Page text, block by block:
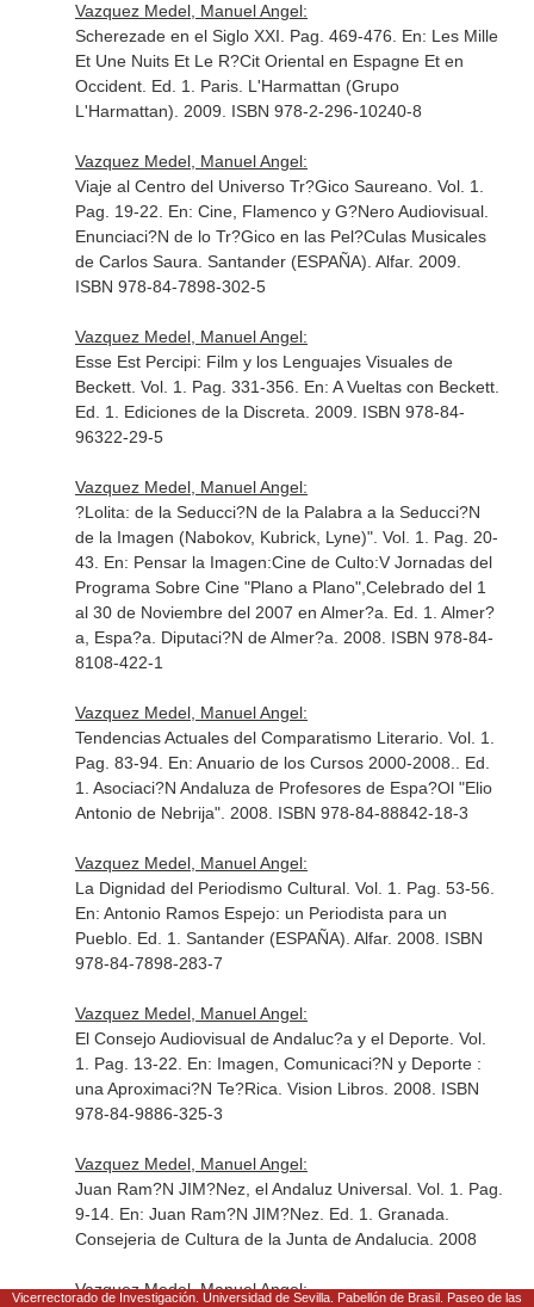
Vazquez Medel, Manuel Angel:
Scherezade en el Siglo XXI. Pag. 469-476. En: Les Mille
Et Une Nuits Et Le R?Cit Oriental en Espagne Et en
Occident. Ed. 1. Paris. L'Harmattan (Grupo
L'Harmattan). 2009. ISBN 978-2-296-10240-8
Vazquez Medel, Manuel Angel:
Viaje al Centro del Universo Tr?Gico Saureano. Vol. 1.
Pag. 19-22. En: Cine, Flamenco y G?Nero Audiovisual.
Enunciaci?N de lo Tr?Gico en las Pel?Culas Musicales
de Carlos Saura . Santander (ESPAÑA). Alfar. 2009.
ISBN 978-84-7898-302-5
Vazquez Medel, Manuel Angel:
Esse Est Percipi: Film y los Lenguajes Visuales de
Beckett. Vol. 1. Pag. 331-356. En: A Vueltas con Beckett.
Ed. 1. Ediciones de la Discreta. 2009. ISBN 978-84-
96322-29-5
Vazquez Medel, Manuel Angel:
?Lolita: de la Seducci?N de la Palabra a la Seducci?N
de la Imagen (Nabokov, Kubrick, Lyne)". Vol. 1. Pag. 20-
43. En: Pensar la Imagen:Cine de Culto:V Jornadas del
Programa Sobre Cine "Plano a Plano",Celebrado del 1
al 30 de Noviembre del 2007 en Almer?a . Ed. 1. Almer?
a, Espa?a. Diputaci?N de Almer?a. 2008. ISBN 978-84-
8108-422-1
Vazquez Medel, Manuel Angel:
Tendencias Actuales del Comparatismo Literario. Vol. 1.
Pag. 83-94. En: Anuario de los Cursos 2000-2008.
. Ed.
1. Asociaci?N Andaluza de Profesores de Espa?Ol "Elio
Antonio de Nebrija". 2008. ISBN 978-84-88842-18-3
Vazquez Medel, Manuel Angel:
La Dignidad del Periodismo Cultural. Vol. 1. Pag. 53-56.
En: Antonio Ramos Espejo: un Periodista para un
Pueblo. Ed. 1. Santander (ESPAÑA). Alfar. 2008. ISBN
978-84-7898-283-7
Vazquez Medel, Manuel Angel:
El Consejo Audiovisual de Andaluc?a y el Deporte. Vol.
1. Pag. 13-22. En: Imagen, Comunicaci?N y Deporte :
una Aproximaci?N Te?Rica . Vision Libros. 2008. ISBN
978-84-9886-325-3
Vazquez Medel, Manuel Angel:
Juan Ram?N JIM?Nez, el Andaluz Universal. Vol. 1. Pag.
9-14. En: Juan Ram?N JIM?Nez. Ed. 1. Granada.
Consejeria de Cultura de la Junta de Andalucia. 2008
Vazquez Medel, Manuel Angel:
Vicerrectorado de Investigación. Universidad de Sevilla. Pabellón de Brasil. Paseo de las